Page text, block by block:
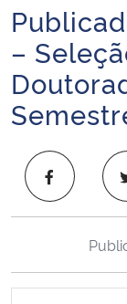
Ministério da
Ministério da
Ministério da Educação
Ministério da Cidadania
Ministério da Saúde
Ministério de Minas e
Início do
–